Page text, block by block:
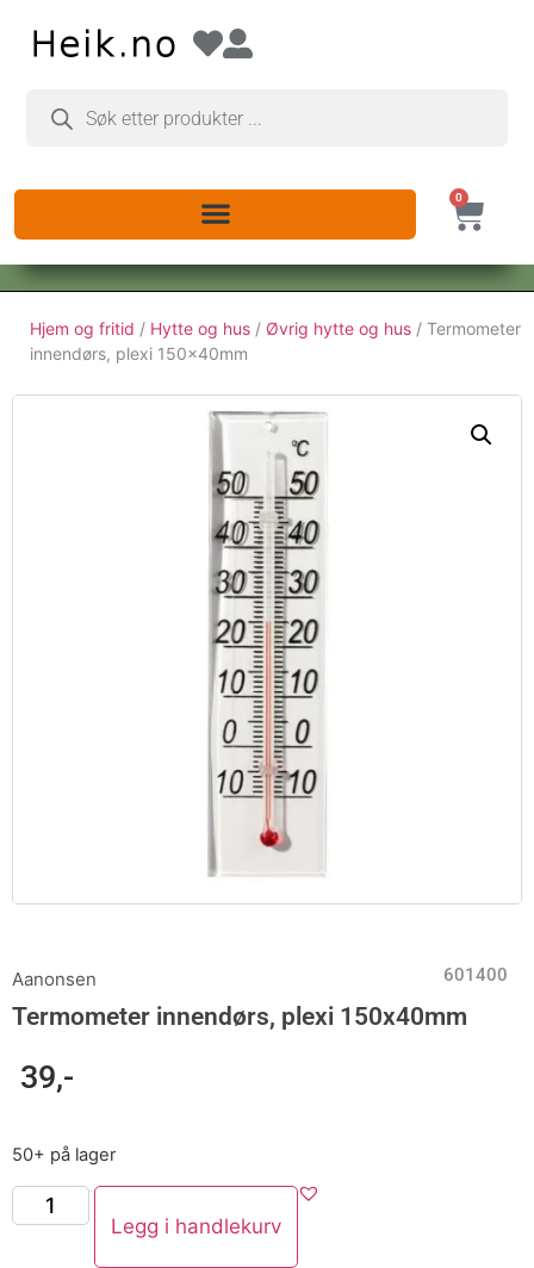
0
Hjem og fritid / Hytte og hus / Øvrig hytte og hus / Termometer
innendørs, plexi 150x40mm
Aanonsen 601400
Termometer innendørs, plexi 150x40mm
39,-
50+ på lager
Legg i handlekurv